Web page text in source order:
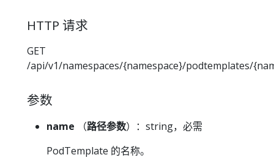
HTTP 请求
GET
/api/v1/namespaces/{namespace}/podtemplates/
参数
name （路径参数）：string，必需
PodTemplate 的名称。